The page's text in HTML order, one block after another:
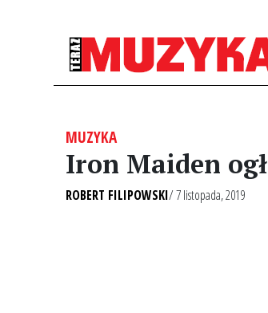
MUZYKA
Iron Maiden
ROBERT FILIPOWSKI/ 7 listopada, 2019